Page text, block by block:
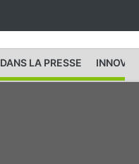
DANS LA PRESSE